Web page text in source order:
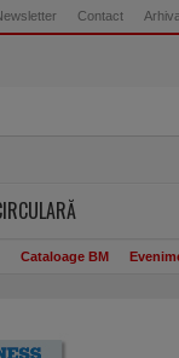
Contact
Cataloage BM